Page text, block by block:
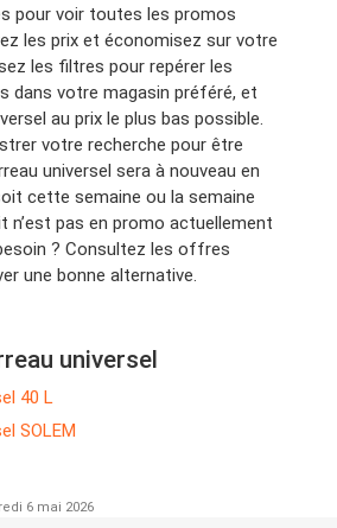
pour voir toutes les promos
les prix et économisez sur votre
les filtres pour repérer les
dans votre magasin préféré, et
au prix le plus bas possible.
votre recherche pour être
universel sera à nouveau en
cette semaine ou la semaine
n’est pas en promo actuellement
? Consultez les offres
une bonne alternative.
universel
40 L
SOLEM
6 mai 2026